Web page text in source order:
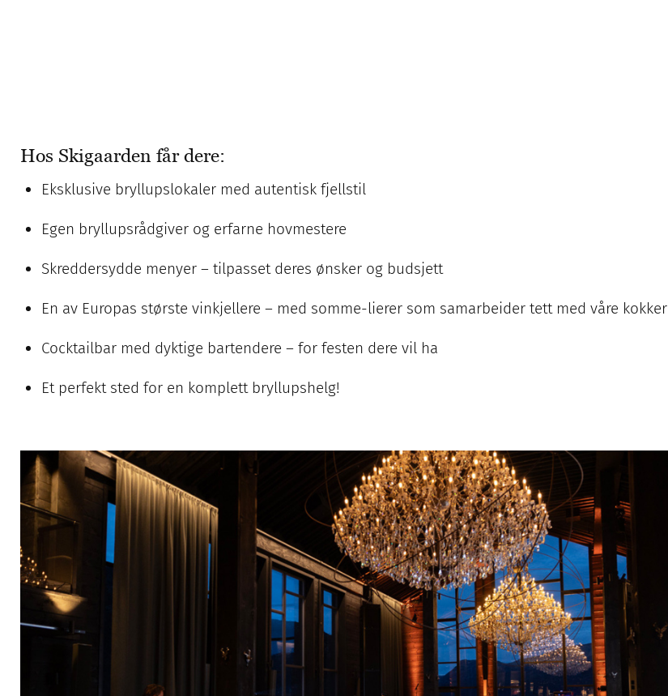
Hos Skigaarden får dere:
Eksklusive bryllupslokaler med autentisk fjellstil
Egen bryllupsrådgiver og erfarne hovmestere
Skreddersydde menyer – tilpasset deres ønsker og budsjett
En av Europas største vinkjellere – med somme-lierer som samarbeider tett med våre kokker
Cocktailbar med dyktige bartendere – for festen dere vil ha
Et perfekt sted for en komplett bryllupshelg!